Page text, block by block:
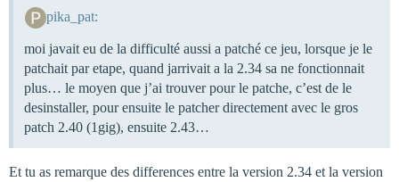
pika_pat:
moi javait eu de la difficulté aussi a patché ce jeu, lorsque je le
patchait par etape, quand jarrivait a la 2.34 sa ne fonctionnait
plus… le moyen que j’ai trouver pour le patche, c’est de le
desinstaller, pour ensuite le patcher directement avec le gros
patch 2.40 (1gig), ensuite 2.43…
Et tu as remarque des differences entre la version 2.34 et la version